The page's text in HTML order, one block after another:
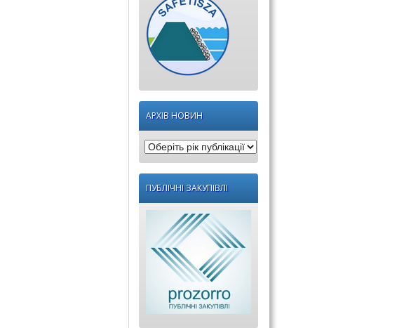
АРХІВ НОВИН
Оберіть
рік
публікації:
ПУБЛІЧНІ ЗАКУПІВЛІ